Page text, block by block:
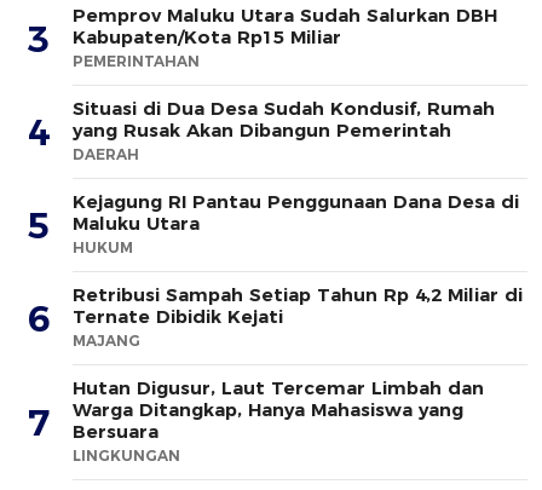
3
Pemprov Maluku Utara Sudah Salurkan DBH
Kabupaten/Kota Rp15 Miliar
PEMERINTAHAN
4
Situasi di Dua Desa Sudah Kondusif, Rumah
yang Rusak Akan Dibangun Pemerintah
DAERAH
5
Kejagung RI Pantau Penggunaan Dana Desa di
Maluku Utara
HUKUM
6
Retribusi Sampah Setiap Tahun Rp 4,2 Miliar di
Ternate Dibidik Kejati
MAJANG
7
Hutan Digusur, Laut Tercemar Limbah dan
Warga Ditangkap, Hanya Mahasiswa yang
Bersuara
LINGKUNGAN